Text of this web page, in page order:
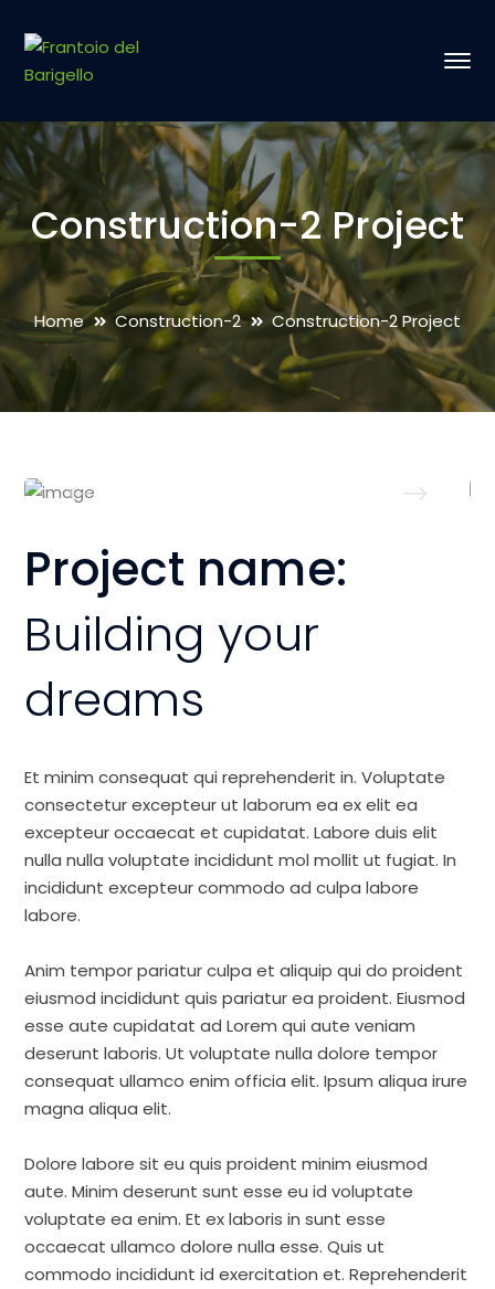
Construction-2 Project
Home Construction-2 Construction-2 Project
Project name:
Building your
dreams
Et minim consequat qui reprehenderit in. Voluptate
consectetur excepteur ut laborum ea ex elit ea
excepteur occaecat et cupidatat. Labore duis elit
nulla nulla voluptate incididunt mol mollit ut fugiat. In
incididunt excepteur commodo ad culpa labore
labore.
Anim tempor pariatur culpa et aliquip qui do proident
eiusmod incididunt quis pariatur ea proident. Eiusmod
esse aute cupidatat ad Lorem qui aute veniam
deserunt laboris. Ut voluptate nulla dolore tempor
consequat ullamco enim officia elit. Ipsum aliqua irure
magna aliqua elit.
Dolore labore sit eu quis proident minim eiusmod
aute. Minim deserunt sunt esse eu id voluptate
voluptate ea enim. Et ex laboris in sunt esse
occaecat ullamco dolore nulla esse. Quis ut
commodo incididunt id exercitation et. Reprehenderit